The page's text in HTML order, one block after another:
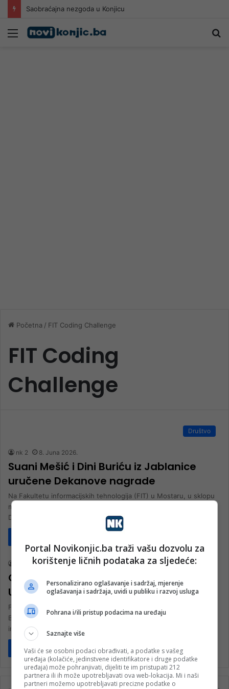
Saobraćajna nezgoda u Konjicu
Meni
Početna / FIT Coding Challenge
FIT Coding
Challenge
Društvo
nk 2 8. Juna 2026.
Suani Mešić i Dini Buriću iz Jablanice
uručene Dekanove nagrade
Na Fakultetu informacijskih tehnologija (FIT) u Mostaru, u sklopu
manifestacije FIT Coding Challenge, uručene su prestižne
Dekanove nagrade za izvanredan…
4. Juna 2026.
Otvoren 19. FIT Coding Challenge na
Univerzitetu „Džemal Bijedić“
Fakultet informacijskih tehnologija (FIT) Univerziteta “Džemal
Bijedić” u Mostaru od danas je ponovo centar tehnoloških
inovacija, znanja i umrežavanja.Svečanom ceremonijom…
Pročitaj više
Portal Novikonjic.ba traži vašu dozvolu za
korištenje ličnih podataka za sljedeće:
Personalizirano oglašavanje i sadržaj, mjerenje
oglašavanja i sadržaja, uvidi u publiku i razvoj usluga
Pohrana i/ili pristup podacima na uređaju
Saznajte više
Vaši će se osobni podaci obrađivati, a podatke s vašeg
uređaja (kolačiće, jedinstvene identifikatore i druge podatke
uređaja) može pohranjivati, dijeliti te im pristupati 212
partnera ili ih može upotrebljavati ova web-lokacija. Mi i naši
partneri možemo upotrebljavati precizne podatke o